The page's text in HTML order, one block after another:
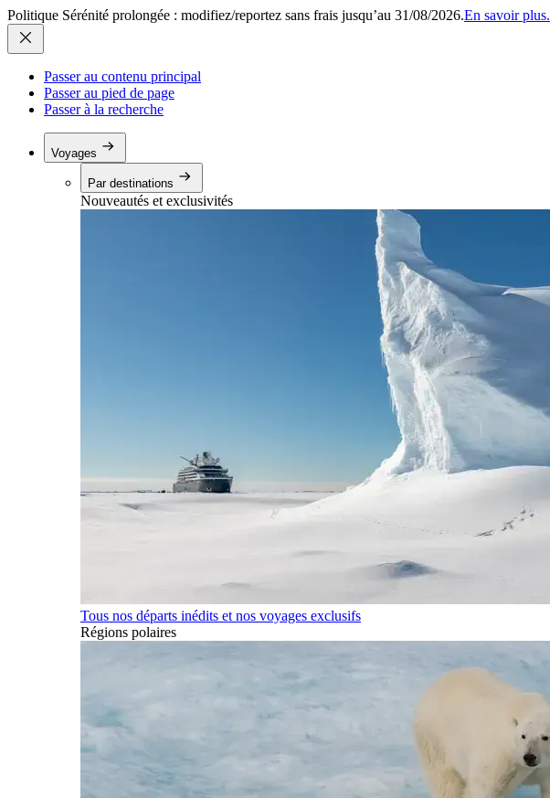
Politique Sérénité prolongée : modifiez/reportez sans frais jusqu’au 31/08/2026.En savoir plus.
Passer au contenu principal
Passer au pied de page
Passer à la recherche
Voyages
Par destinations
Nouveautés et exclusivités
Tous nos départs inédits et nos voyages exclusifs
Régions polaires